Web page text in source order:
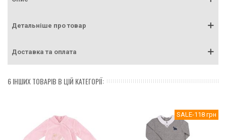
Детальніше про товар
Доставка та оплата
6 ІНШИХ ТОВАРІВ В ЦІЙ КАТЕГОРІЇ:
SALE-118 грн